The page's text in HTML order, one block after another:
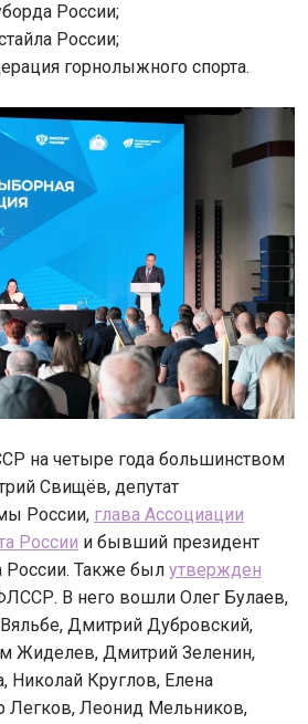
России;
России;
горнолыжного спорта.
на четыре года большинством
Свищёв, депутат
России, глава Ассоциации
России и бывший президент
России. Также был утвержден
В него вошли Олег Булаев,
Дмитрий Дубровский,
Жиделев, Дмитрий Зеленин,
Николай Круглов, Елена
Легков, Леонид Мельников,